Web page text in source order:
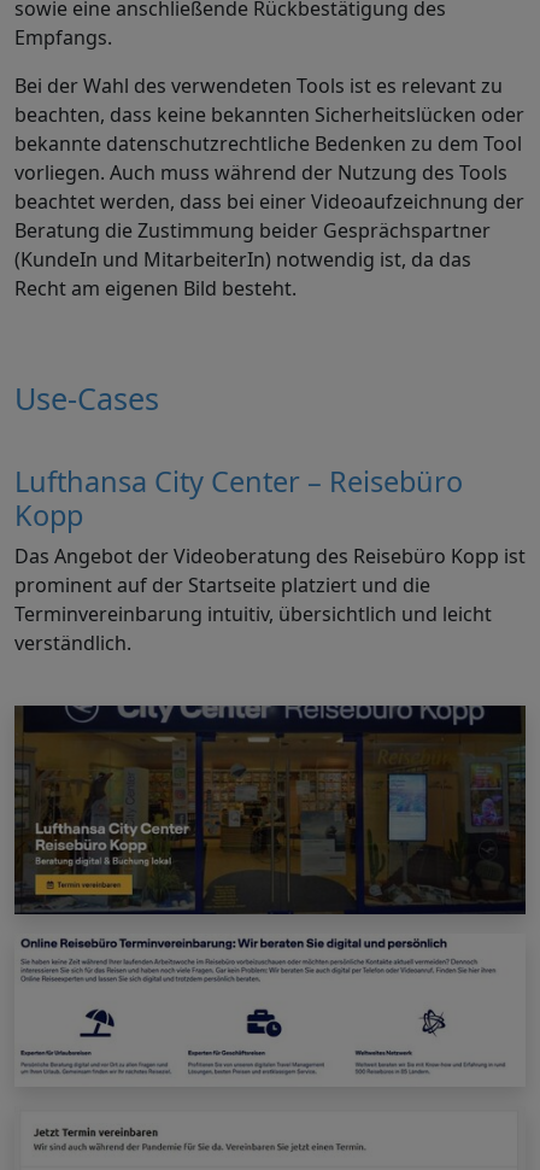
sowie eine anschließende Rückbestätigung des
Empfangs.
Bei der Wahl des verwendeten Tools ist es relevant zu
beachten, dass keine bekannten Sicherheitslücken oder
bekannte datenschutzrechtliche Bedenken zu dem Tool
vorliegen. Auch muss während der Nutzung des Tools
beachtet werden, dass bei einer Videoaufzeichnung der
Beratung die Zustimmung beider Gesprächspartner
(KundeIn und MitarbeiterIn) notwendig ist, da das
Recht am eigenen Bild besteht.
Use-Cases
Lufthansa City Center – Reisebüro
Kopp
Das Angebot der Videoberatung des Reisebüro Kopp ist
prominent auf der Startseite platziert und die
Terminvereinbarung intuitiv, übersichtlich und leicht
verständlich.